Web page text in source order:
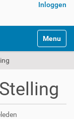
Inloggen
Klap